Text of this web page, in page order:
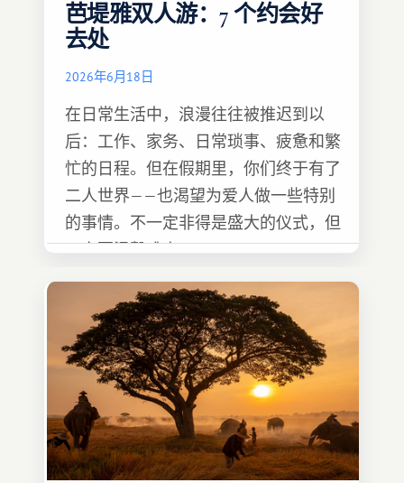
芭堤雅双人游：7 个约会好
去处
2026年6月18日
在日常生活中，浪漫往往被推迟到以
后：工作、家务、日常琐事、疲惫和繁
忙的日程。但在假期里，你们终于有了
二人世界——也渴望为爱人做一些特别
的事情。不一定非得是盛大的仪式，但
一定要温馨难忘 :)